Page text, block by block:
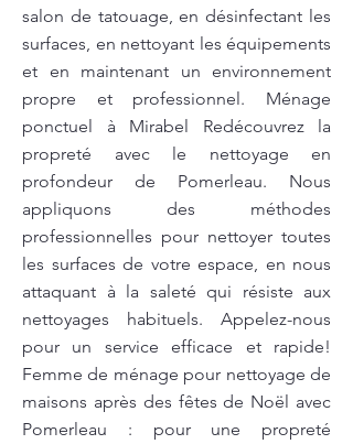
salon de tatouage, en désinfectant les
surfaces, en nettoyant les équipements
et en maintenant un environnement
propre et professionnel. Ménage
ponctuel à Mirabel Redécouvrez la
propreté avec le nettoyage en
profondeur de Pomerleau. Nous
appliquons des méthodes
professionnelles pour nettoyer toutes
les surfaces de votre espace, en nous
attaquant à la saleté qui résiste aux
nettoyages habituels. Appelez-nous
pour un service efficace et rapide!
Femme de ménage pour nettoyage de
maisons après des fêtes de Noël avec
Pomerleau : pour une propreté